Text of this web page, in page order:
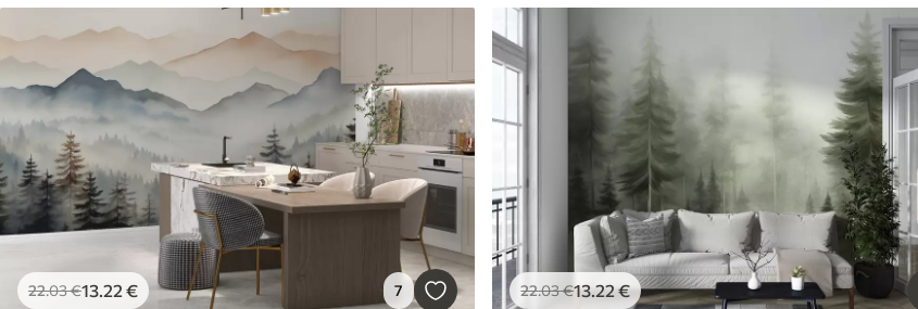
22.03€13.22 € 7 22.03€13.22€